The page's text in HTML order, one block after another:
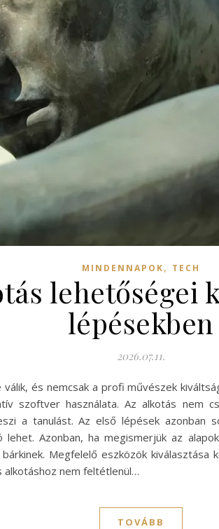
MINDENNAPOK, TECH
lehetőségei
lépésekben
2026.07.11.
és nemcsak a profi művészek
szoftver használata. Az alkotás nem
a tanulást. Az első lépések azonban
Azonban, ha megismerjük az
Megfelelő eszközök
alkotáshoz nem feltétlenül…
TOVÁBB